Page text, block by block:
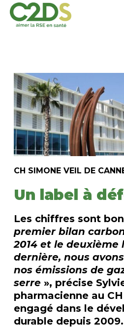
content
CH SIMONE VEIL DE
Un label à
Les chiffres sont
premier bilan
2014 et le deuxième
dernière, nous
nos émissions de
serre », précise
pharmacienne au
engagé dans le
durable depuis 2009.